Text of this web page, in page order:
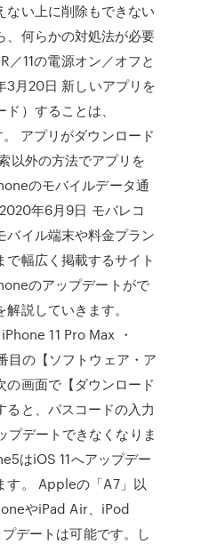
ない上に削除もできない
、何らかの対処法が必要
11の電源オン／オフと
月20日 新しいアプリを
）することは、
アプリがダウンロード
以外の方法でアプリを
のモバイルデータ通
年6月9日 モバレコ
バイル端末や料金プラン
幅広く掲載するサイト
のアップデートがで
説していきます。
11 Pro Max ・
目の【ソフトウェア・ア
の画面で【ダウンロード
ると、パスコードの入力
プデートできなくなりま
はiOS 11へアップデー
す。 Appleの「A7」以
やiPad Air、iPod
デートは可能です。し